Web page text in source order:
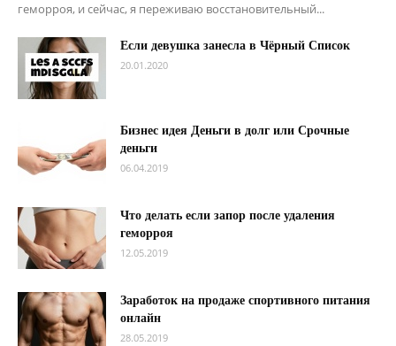
геморроя, и сейчас, я переживаю восстановительный...
Если девушка занесла в Чёрный Список
20.01.2020
Бизнес идея Деньги в долг или Срочные
деньги
06.04.2019
Что делать если запор после удаления
геморроя
12.05.2019
Заработок на продаже спортивного питания
онлайн
28.05.2019